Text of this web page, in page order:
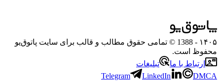
۱۴۰۵
- 1388 © تمامی حقوق مطالب و قالب برای سایت پاتوق‌یو
محفوظ است.
ارتباط با ما
تبلیغات
Telegram
LinkedIn DMCA